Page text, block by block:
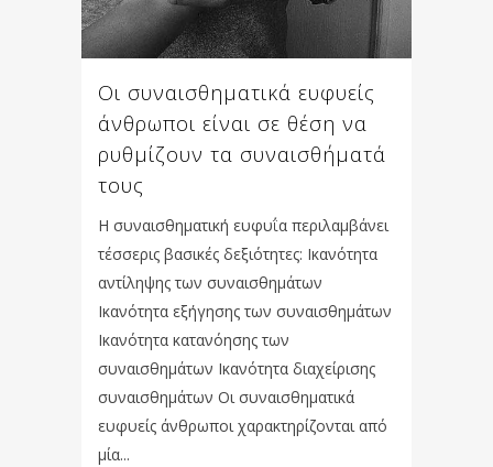
Οι συναισθηματικά ευφυείς
άνθρωποι είναι σε θέση να
ρυθμίζουν τα συναισθήματά
τους
Η συναισθηματική ευφυΐα περιλαμβάνει
τέσσερις βασικές δεξιότητες: Ικανότητα
αντίληψης των συναισθημάτων
Ικανότητα εξήγησης των συναισθημάτων
Ικανότητα κατανόησης των
συναισθημάτων Ικανότητα διαχείρισης
συναισθημάτων Οι συναισθηματικά
ευφυείς άνθρωποι χαρακτηρίζονται από
μία...